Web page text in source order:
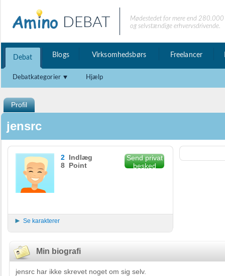
DEBAT
Mødestedet for mere end
og selvstændige erhvervsdrivende.
Debat Blogs Virksomhedsbørs Freelancer
Debatkategorier Hjælp
Profil
jensrc
2 Indlæg
8 Point
Send privat
besked
Se karakterer
Min biografi
jensrc har ikke skrevet noget om sig selv.